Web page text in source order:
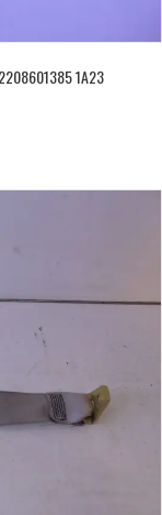
1A23